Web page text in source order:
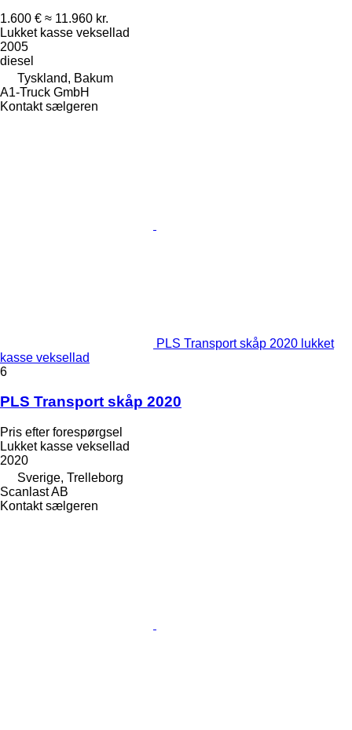
1.600 € ≈ 11.960 kr.
Lukket kasse veksellad
2005
diesel
Tyskland, Bakum
A1-Truck GmbH
Kontakt sælgeren
PLS Transport skåp 2020 lukket
kasse veksellad
6
PLS Transport skåp 2020
Pris efter forespørgsel
Lukket kasse veksellad
2020
Sverige, Trelleborg
Scanlast AB
Kontakt sælgeren